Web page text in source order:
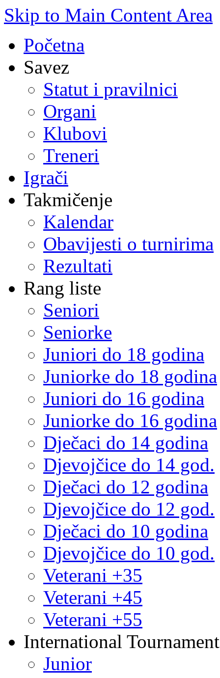
Skip to Main Content Area
Početna
Savez
Statut i pravilnici
Organi
Klubovi
Treneri
Igrači
Takmičenje
Kalendar
Obavijesti o turnirima
Rezultati
Rang liste
Seniori
Seniorke
Juniori do 18 godina
Juniorke do 18 godina
Juniori do 16 godina
Juniorke do 16 godina
Dječaci do 14 godina
Djevojčice do 14 god.
Dječaci do 12 godina
Djevojčice do 12 god.
Dječaci do 10 godina
Djevojčice do 10 god.
Veterani +35
Veterani +45
Veterani +55
International
Junior